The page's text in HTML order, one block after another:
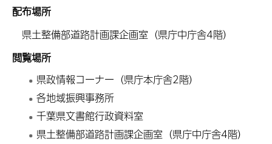
配布場所
県土整備部道路計画課企画室（県庁中庁舎4階）
閲覧場所
県政情報コーナー（県庁本庁舎2階）
各地域振興事務所
千葉県文書館行政資料室
県土整備部道路計画課企画室（県庁中庁舎4階）